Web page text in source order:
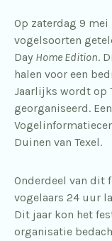
Op zaterdag 9
vogelsoorten
Day Home Edition.
halen voor een
Jaarlijks wordt op
georganiseerd.
Duinen van Texel.
Onderdeel van dit
vogelaars 24 uur
Dit jaar kon het
organisatie